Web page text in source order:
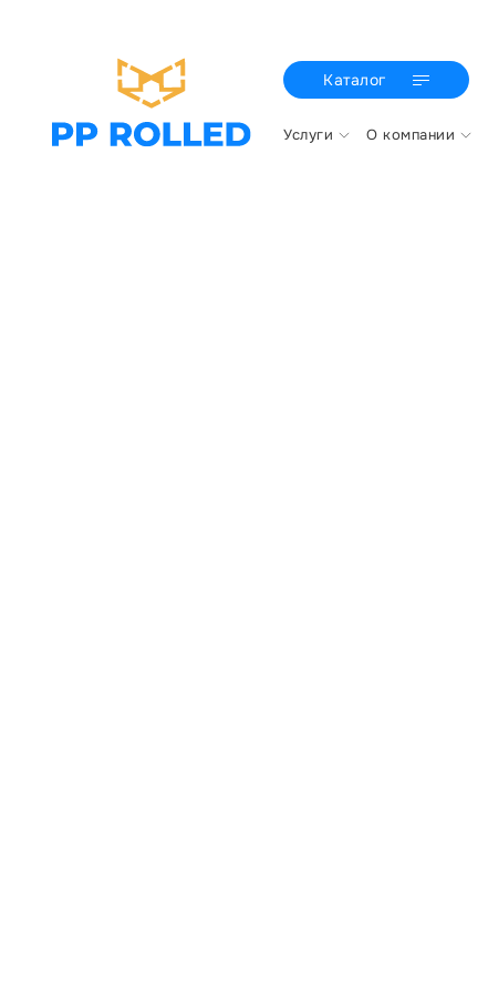
Каталог
Услуги О компании